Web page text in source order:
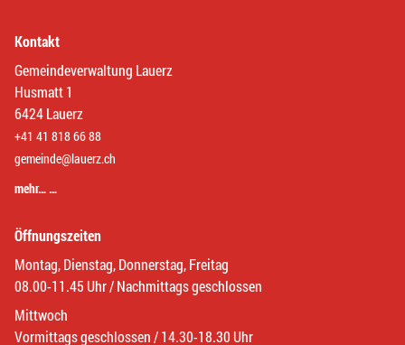
Kontakt
Gemeindeverwaltung Lauerz
Husmatt 1
6424 Lauerz
+41 41 818 66 88
gemeinde@lauerz.ch
mehr… …
Öffnungszeiten
Montag, Dienstag, Donnerstag, Freitag
08.00-11.45 Uhr / Nachmittags geschlossen
Mittwoch
Vormittags geschlossen / 14.30-18.30 Uhr